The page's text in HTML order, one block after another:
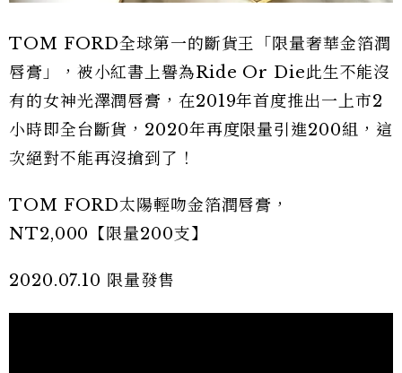
TOM FORD全球第一的斷貨王「限量奢華金箔潤
唇膏」，被小紅書上譽為Ride Or Die此生不能沒
有的女神光澤潤唇膏，在2019年首度推出一上市2
小時即全台斷貨，2020年再度限量引進200組，這
次絕對不能再沒搶到了！
TOM FORD太陽輕吻金箔潤唇膏，
NT2,000【限量200支】
2020.07.10 限量發售